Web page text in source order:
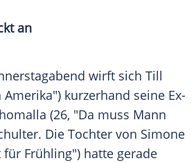
an
wirft sich Till
Amerika") kurzerhand seine Ex-
(26, "Da muss Mann
Die Tochter von Simone
für Frühling") hatte gerade